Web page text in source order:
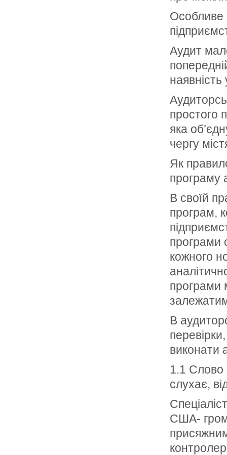
Особливе
Аудит
наявність
простого
яка
чергу
Як
програму
В своїй
програм,
програми
кожного
програми
В
виконати
1.1 Слово
слухає,
США-